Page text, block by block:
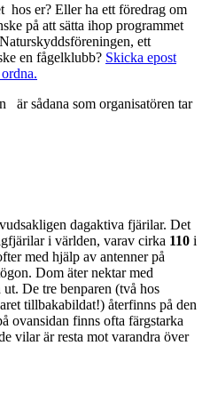
hos er? Eller ha ett föredrag om
på att sätta ihop programmet
ett
en fågelklubb? Skicka epost
är sådana som organisatören tar
dagaktiva fjärilar. Det
i världen, varav cirka 110 i
med hjälp av antenner på
Dom äter nektar med
De tre benparen (två hos
tillbakabildat!) återfinns på den
ovansidan finns ofta färgstarka
vilar är resta mot varandra över